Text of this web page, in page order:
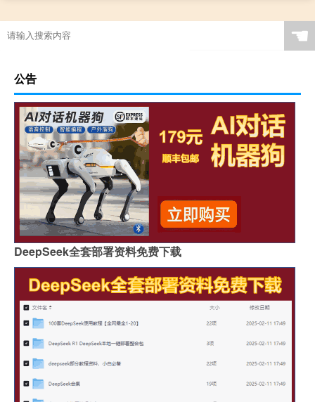
☚
公告
DeepSeek全套部署资料免费下载